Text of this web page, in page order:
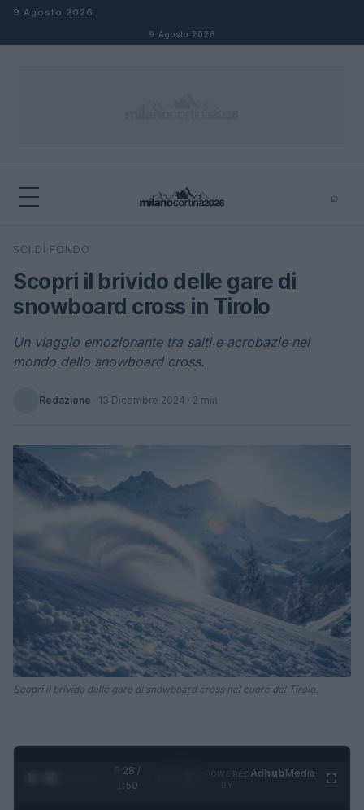
Salta al contenuto
9 Agosto 2026
9 Agosto 2026
⌕
Cerca
SCI DI FONDO
Scopri il brivido delle gare di
snowboard cross in Tirolo
Un viaggio emozionante tra salti e acrobazie nel
mondo dello snowboard cross.
Redazione · 13 Dicembre 2024 · 2 min
Scopri il brivido delle gare di snowboard cross nel cuore del Tirolo.
0:28 /
1:50
AdhubMedia